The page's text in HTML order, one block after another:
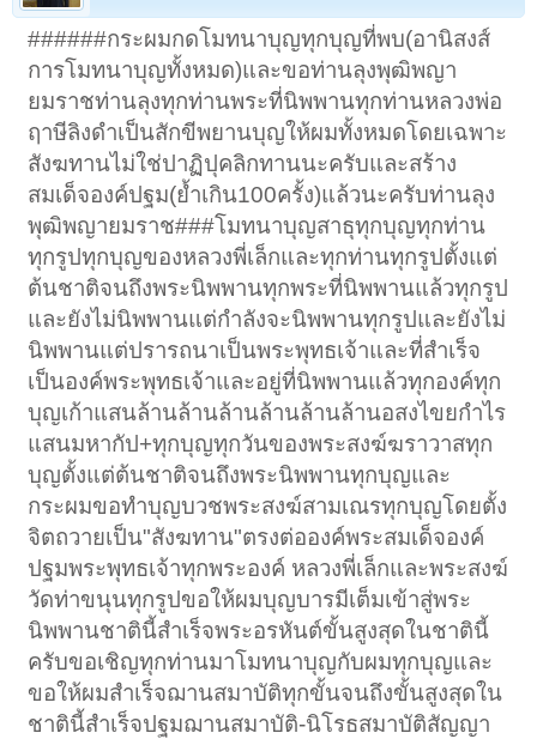
######กระผมกดโมทนาบุญทุกบุญที่พบ(อานิสงส์
การโมทนาบุญทั้งหมด)และขอท่านลุงพุฒิพญา
ยมราชท่านลุงทุกท่านพระที่นิพพานทุกท่านหลวงพ่อ
ฤาษีลิงดำเป็นสักขีพยานบุญให้ผมทั้งหมดโดยเฉพาะ
สังฆทานไม่ใช่ปาฏิปุคลิกทานนะครับและสร้าง
สมเด็จองค์ปฐม(ย้ำเกิน100ครั้ง)แล้วนะครับท่านลุง
พุฒิพญายมราช###โมทนาบุญสาธุทุกบุญทุกท่าน
ทุกรูปทุกบุญของหลวงพี่เล็กและทุกท่านทุกรูปตั้งแต่
ต้นชาติจนถึงพระนิพพานทุกพระที่นิพพานแล้วทุกรูป
และยังไม่นิพพานแต่กำลังจะนิพพานทุกรูปและยังไม่
นิพพานแต่ปรารถนาเป็นพระพุทธเจ้าและที่สำเร็จ
เป็นองค์พระพุทธเจ้าและอยู่ที่นิพพานแล้วทุกองค์ทุก
บุญเก้าแสนล้านล้านล้านล้านล้านล้านอสงไขยกำไร
แสนมหากัป+ทุกบุญทุกวันของพระสงฆ์ฆราวาสทุก
บุญตั้งแต่ต้นชาติจนถึงพระนิพพานทุกบุญและ
กระผมขอทำบุญบวชพระสงฆ์สามเณรทุกบุญโดยตั้ง
จิตถวายเป็น"สังฆทาน"ตรงต่อองค์พระสมเด็จองค์
ปฐมพระพุทธเจ้าทุกพระองค์ หลวงพี่เล็กและพระสงฆ์
วัดท่าขนุนทุกรูปขอให้ผมบุญบารมีเต็มเข้าสู่พระ
นิพพานชาตินี้สำเร็จพระอรหันต์ขั้นสูงสุดในชาตินี้
ครับขอเชิญทุกท่านมาโมทนาบุญกับผมทุกบุญและ
ขอให้ผมสำเร็จฌานสมาบัติทุกขั้นจนถึงขั้นสูงสุดใน
ชาตินี้สำเร็จปฐมฌานสมาบัติ-นิโรธสมาบัติสัญญา